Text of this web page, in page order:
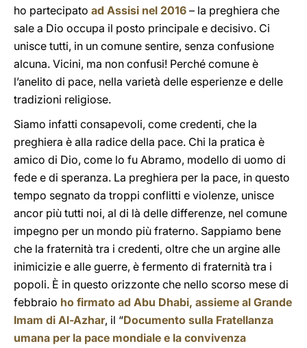
ho partecipato ad Assisi nel 2016 – la preghiera che
sale a Dio occupa il posto principale e decisivo. Ci
unisce tutti, in un comune sentire, senza confusione
alcuna. Vicini, ma non confusi! Perché comune è
l’anelito di pace, nella varietà delle esperienze e delle
tradizioni religiose.
Siamo infatti consapevoli, come credenti, che la
preghiera è alla radice della pace. Chi la pratica è
amico di Dio, come lo fu Abramo, modello di uomo di
fede e di speranza. La preghiera per la pace, in questo
tempo segnato da troppi conflitti e violenze, unisce
ancor più tutti noi, al di là delle differenze, nel comune
impegno per un mondo più fraterno. Sappiamo bene
che la fraternità tra i credenti, oltre che un argine alle
inimicizie e alle guerre, è fermento di fraternità tra i
popoli. È in questo orizzonte che nello scorso mese di
febbraio ho firmato ad Abu Dhabi, assieme al Grande
Imam di Al-Azhar, il “Documento sulla Fratellanza
umana per la pace mondiale e la convivenza